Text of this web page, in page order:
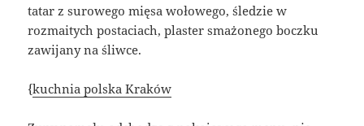
tatar z surowego mięsa wołowego, śledzie w
rozmaitych postaciach, plaster smażonego boczku
zawijany na śliwce.
{kuchnia polska Kraków